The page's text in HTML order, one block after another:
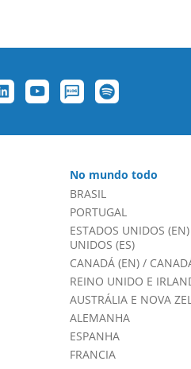
No mundo todo
BRASIL
PORTUGAL
ESTADOS UNIDOS (EN)
UNIDOS (ES)
CANADÁ (EN)/
REINO UNIDO E
AUSTRÁLIA E NOVA
ALEMANHA
ESPANHA
FRANCIA